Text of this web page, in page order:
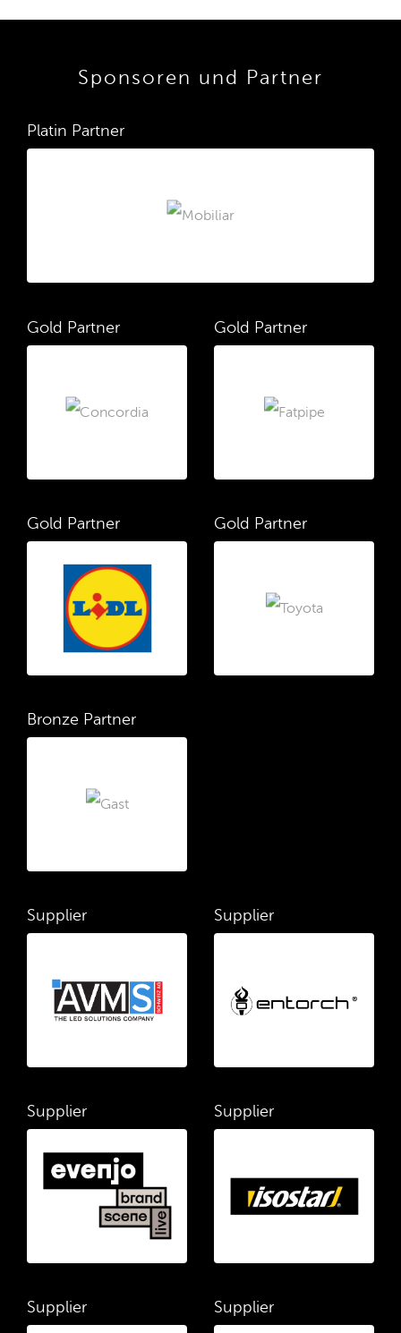
Sponsoren und Partner
Platin Partner
Gold Partner Gold Partner
Gold Partner Gold Partner
Bronze Partner
Supplier Supplier
Supplier Supplier
Supplier Supplier